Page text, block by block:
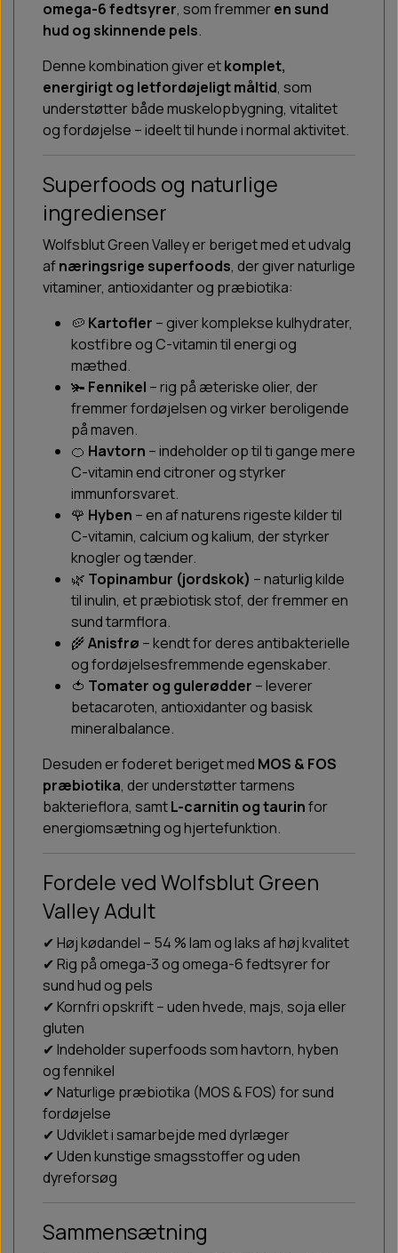
omega-6 fedtsyrer, som fremmeren sund
hud og skinnende pels.
Denne kombination giver etkomplet,
energirigt og letfordøjeligt måltid, som
understøtter både muskelopbygning, vitalitet
og fordøjelse – ideelt til hunde i normal aktivitet.
Superfoods og naturlige
ingredienser
Wolfsblut Green Valley er beriget med et udvalg
afnæringsrige superfoods, der giver naturlige
vitaminer, antioxidanter og præbiotika:
🥔 Kartofler – giver komplekse kulhydrater,
kostfibre og C-vitamin til energi og
mæthed.
🫚 Fennikel – rig på æteriske olier, der
fremmer fordøjelsen og virker beroligende
på maven.
🍊 Havtorn – indeholder op til ti gange mere
C-vitamin end citroner og styrker
immunforsvaret.
🌹 Hyben – en af naturens rigeste kilder til
C-vitamin, calcium og kalium, der styrker
knogler og tænder.
🌿 Topinambur (jordskok) – naturlig kilde
til inulin, et præbiotisk stof, der fremmer en
sund tarmflora.
🌾Anisfrø – kendt for deres antibakterielle
og fordøjelsesfremmende egenskaber.
🍅 Tomater og gulerødder – leverer
betacaroten, antioxidanter og basisk
mineralbalance.
Desuden er foderet beriget med MOS & FOS
præbiotika, der understøtter tarmens
bakterieflora, samtL-carnitin og taurinfor
energiomsætning og hjertefunktion.
Fordele ved Wolfsblut Green
Valley Adult
✔ Høj kødandel – 54 % lam og laks af høj kvalitet
✔ Rig på omega-3 og omega-6 fedtsyrer for
sund hud og pels
✔ Kornfri opskrift – uden hvede, majs, soja eller
gluten
✔ Indeholder superfoods som havtorn, hyben
og fennikel
✔ Naturlige præbiotika (MOS & FOS) for sund
fordøjelse
✔ Udviklet i samarbejde med dyrlæger
✔ Uden kunstige smagsstoffer og uden
dyreforsøg
Sammensætning